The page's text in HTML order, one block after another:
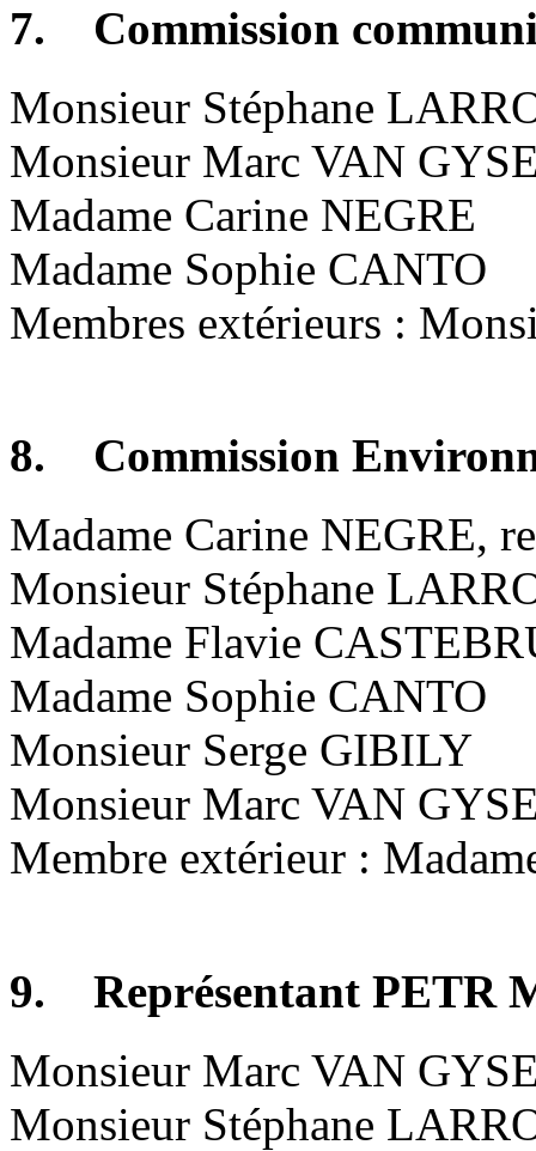
7. Commission
Monsieur Stéphane
Monsieur Marc VAN
Madame Carine NEGRE
Madame Sophie CANTO
Membres extérieurs :
8. Commission
Madame Carine NEGRE,
Monsieur Stéphane
Madame Flavie
Madame Sophie CANTO
Monsieur Serge GIBILY
Monsieur Marc VAN
Membre extérieur :
9. Représentant PETR
Monsieur Marc VAN
Monsieur Stéphane